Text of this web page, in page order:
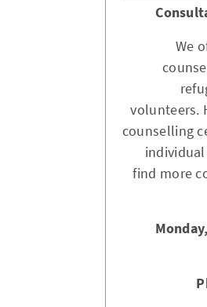
We
volunteers.
counselling
find more